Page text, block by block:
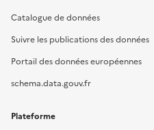
Catalogue de données
Suivre les publications des données
Portail des données européennes
schema.data.gouv.fr
Plateforme